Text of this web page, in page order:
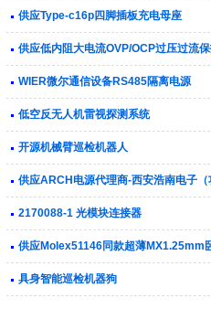
供应Type-c16p四脚插板充电母座
供应低内阻大电流OVP/OCP过压过流
WIER微尔通信设备RS485隔离电源
低空反无人机雷视探测系统
开源机械臂巡检机器人
供应ARCH电源代理商-西安浩南电子
2170088-1 光模块连接器
供应Molex51146同款超薄MX1.25mm
具身智能巡检机器狗